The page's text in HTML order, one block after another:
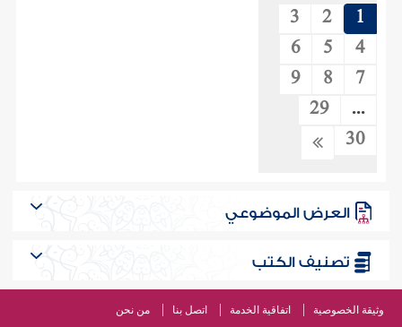
1
2
3
4
5
6
7
8
9
...
29
30
العرض الموضوعي
تصنيف الكتب
وثيقة الخصوصية اتفاقية الخدمة اتصل بنا من نحن